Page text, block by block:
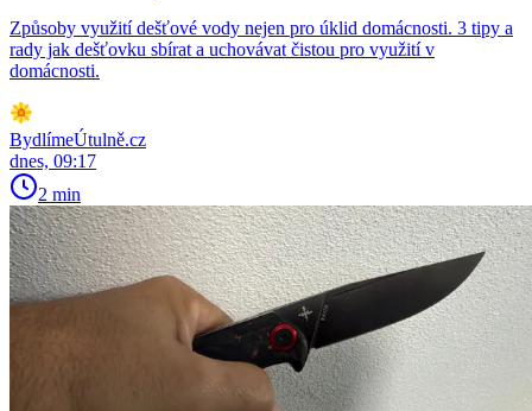
Způsoby využití dešťové vody nejen pro úklid domácnosti. 3 tipy a
rady jak dešťovku sbírat a uchovávat čistou pro využití v
domácnosti.
BydlímeÚtulně.cz
dnes, 09:17
2 min